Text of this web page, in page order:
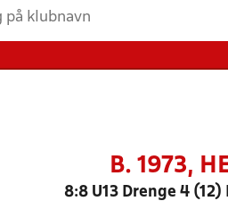
B. 1973,
8:8 U13 Drenge 4